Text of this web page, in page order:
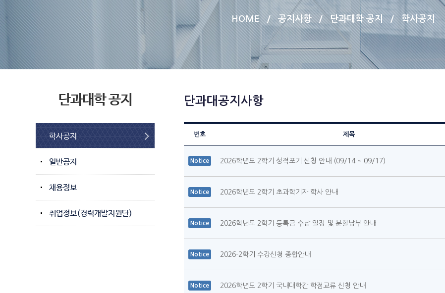
HOME / 공지사항 / 단과대학 공지 / 학사공지
단과대학 공지
학사공지
일반공지
채용정보
취업정보(경력개발지원단)
단과대공지사항
번호 제목
Notice 2026학년도 2학기 성적포기 신청 안내 (09/14 ~ 09/17)
Notice 2026학년도 2학기 초과학기자 학사 안내
Notice 2026학년도 2학기 등록금 수납 일정 및 분할납부 안내
Notice 2026-2학기 수강신청 종합안내
Notice 2026학년도 2학기 국내대학간 학점교류 신청 안내